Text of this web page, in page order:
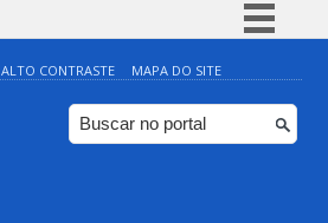
Simplifique!
Comunica BR
Participe
ALTO CONTRASTE MAPA DO SITE